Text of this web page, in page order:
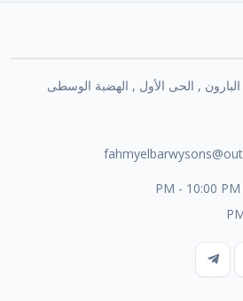
البارون , الحى الأول , الهضبة الوسطى